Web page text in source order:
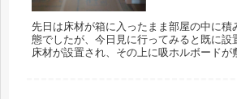
先日は床材が箱に入ったまま部屋の中に積
態でしたが、今日見に行ってみると既に設
床材が設置され、その上に吸ホルボードが